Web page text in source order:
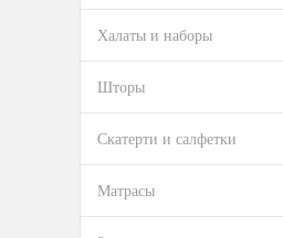
Халаты и наборы
Шторы
Скатерти и салфетки
Матрасы